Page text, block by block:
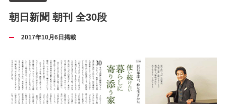
朝日新聞 朝刊 全30段
2017年10月6日掲載